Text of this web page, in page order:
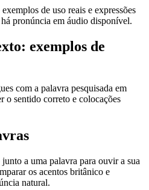
de uso reais e expressões
pronúncia em áudio disponível.
exemplos de
com a palavra pesquisada em
o sentido correto e colocações
a uma palavra para ouvir a sua
os acentos britânico e
natural.